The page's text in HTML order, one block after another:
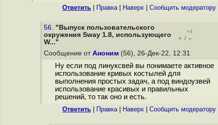
Ответить Правка| Наверх Cообщить модератору
56. "Выпуск пользовательского
окружения Sway 1.8, использующего
W..."
+4
+ / –
Сообщение от Аноним (56), 26-Дек-22, 12:31
Ну если под линуксвей вы понимаете активное
использование кривых костылей для
выполнения простых задач, а под виндоузвей
использование красивых и правильных
решений, то так оно и есть.
Ответить Правка| Наверх Cообщить модератору